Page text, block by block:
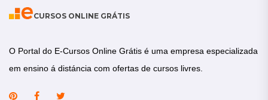
CURSOS ONLINE GRÁTIS
O Portal do E-Cursos Online Grátis é uma empresa especializada
em ensino á distáncia com ofertas de cursos livres.